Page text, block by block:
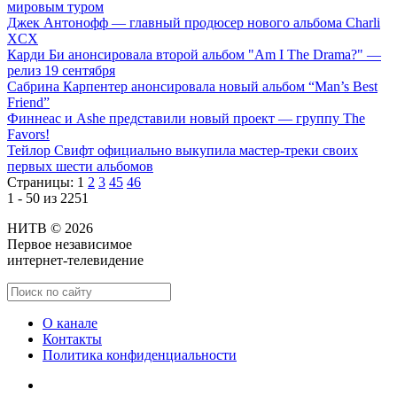
мировым туром
Джек Антонофф — главный продюсер нового альбома Charli
XCX
Карди Би анонсировала второй альбом "Am I The Drama?" —
релиз 19 сентября
Сабрина Карпентер анонсировала новый альбом “Man’s Best
Friend”
Финнеас и Ashe представили новый проект — группу The
Favors!
Тейлор Свифт официально выкупила мастер-треки своих
первых шести альбомов
Страницы: 1 2 3 45 46
1 - 50 из 2251
НИТВ © 2026
Первое независимое
интернет-телевидение
О канале
Контакты
Политика конфиденциальности